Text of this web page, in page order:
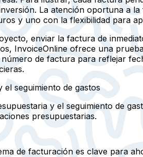
La atención oportuna a
y uno con la flexibilidad para
enviar la factura de
InvoiceOnline ofrece una
de factura para reflejar
seguimiento de gastos
y el seguimiento de
presupuestarias.
de facturación es clave para